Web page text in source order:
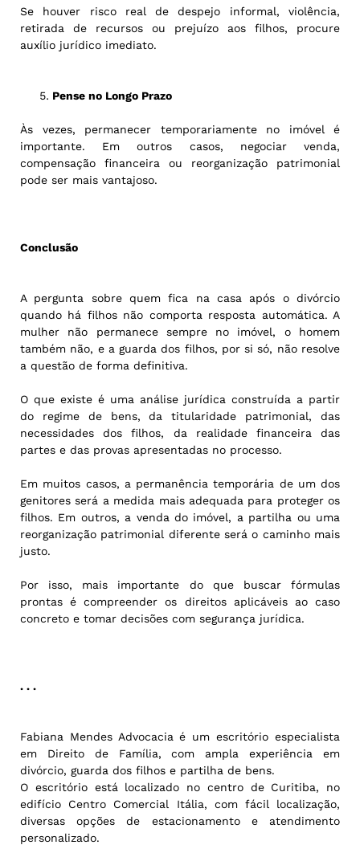
Se houver risco real de despejo informal, violência,
retirada de recursos ou prejuízo aos filhos, procure
auxílio jurídico imediato.
Pense no Longo Prazo
Às vezes, permanecer temporariamente no imóvel é
importante. Em outros casos, negociar venda,
compensação financeira ou reorganização patrimonial
pode ser mais vantajoso.
Conclusão
A pergunta sobre quem fica na casa após o divórcio
quando há filhos não comporta resposta automática. A
mulher não permanece sempre no imóvel, o homem
também não, e a guarda dos filhos, por si só, não resolve
a questão de forma definitiva.
O que existe é uma análise jurídica construída a partir
do regime de bens, da titularidade patrimonial, das
necessidades dos filhos, da realidade financeira das
partes e das provas apresentadas no processo.
Em muitos casos, a permanência temporária de um dos
genitores será a medida mais adequada para proteger os
filhos. Em outros, a venda do imóvel, a partilha ou uma
reorganização patrimonial diferente será o caminho mais
justo.
Por isso, mais importante do que buscar fórmulas
prontas é compreender os direitos aplicáveis ao caso
concreto e tomar decisões com segurança jurídica.
. . .
Fabiana Mendes Advocacia é um escritório especialista
em Direito de Família, com ampla experiência em
divórcio, guarda dos filhos e partilha de bens.
O escritório está localizado no centro de Curitiba, no
edifício Centro Comercial Itália, com fácil localização,
diversas opções de estacionamento e atendimento
personalizado.